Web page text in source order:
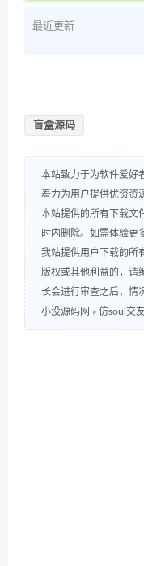
最近更新
盲盒源码
本站致力于为软件爱好
着力为用户提供优资资
本站提供的所有下载文
时内删除。如需体验更
我站提供用户下载的所
版权或其他利益的，请
长会进行审查之后，情
小没源码网 » 仿soul交